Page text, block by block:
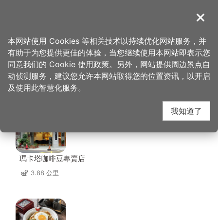
導覽
首页 > 想去的地方 > 美食、购物 > 三木工作坊
三木工作坊 周边店家
瑪卡塔咖啡豆專賣店
3.88 公里
关闭
本网站使用 Cookies 等相关技术以持续优化网站服务，并
有助于为您提供更佳的体验，当您继续使用本网站即表示您
同意我们的 Cookie 使用政策。另外，网站提供周边景点自
动侦测服务，建议您允许本网站取得您的位置资讯，以开启
及使用此智慧化服务。
我知道了